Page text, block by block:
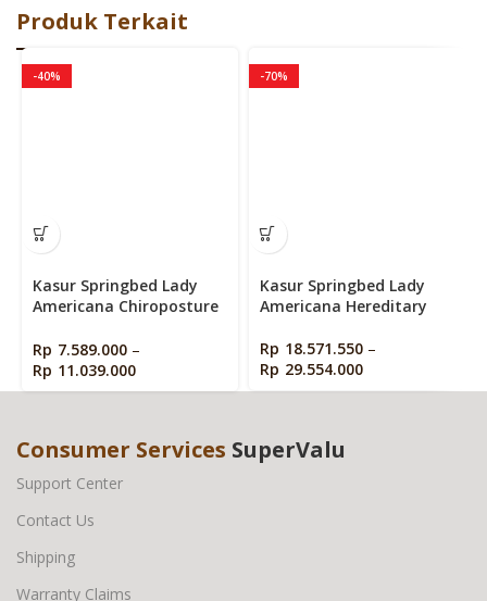
Produk Terkait
-40%
Kasur Springbed Lady
Americana Chiroposture
Rp 7.589.000 –
Rp 11.039.000
-70%
Kasur Springbed Lady
Americana Hereditary
Rp 18.571.550–
Rp 29.554.000
Consumer Services SuperValu
Support Center
Contact Us
Shipping
Warranty Claims